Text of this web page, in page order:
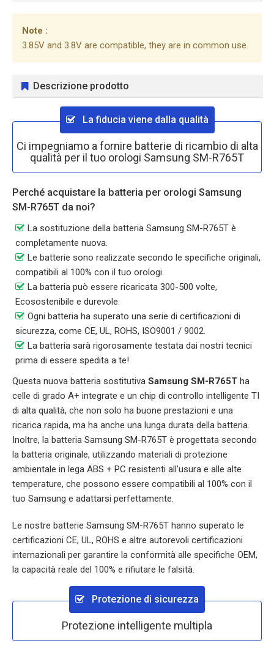
Note :
3.85V and 3.8V are compatible, they are in common use.
Descrizione prodotto
La fiducia viene dalla qualità
Ci impegniamo a fornire batterie di ricambio di alta
qualità per il tuo orologi Samsung SM-R765T
Perché acquistare la batteria per orologi Samsung
SM-R765T da noi?
La sostituzione della batteria Samsung SM-R765T è
completamente nuova.
Le batterie sono realizzate secondo le specifiche originali,
compatibili al 100% con il tuo orologi.
La batteria può essere ricaricata 300-500 volte,
Ecosostenibile e durevole.
Ogni batteria ha superato una serie di certificazioni di
sicurezza, come CE, UL, ROHS, ISO9001 / 9002.
La batteria sarà rigorosamente testata dai nostri tecnici
prima di essere spedita a te!
Questa nuova batteria sostitutiva Samsung SM-R765T ha
celle di grado A+ integrate e un chip di controllo intelligente TI
di alta qualità, che non solo ha buone prestazioni e una
ricarica rapida, ma ha anche una lunga durata della batteria.
Inoltre, la batteria Samsung SM-R765T è progettata secondo
la batteria originale, utilizzando materiali di protezione
ambientale in lega ABS + PC resistenti all'usura e alle alte
temperature, che possono essere compatibili al 100% con il
tuo Samsung e adattarsi perfettamente.
Le nostre batterie Samsung SM-R765T hanno superato le
certificazioni CE, UL, ROHS e altre autorevoli certificazioni
internazionali per garantire la conformità alle specifiche OEM,
la capacità reale del 100% e rifiutare le falsità.
Protezione di sicurezza
Protezione intelligente multipla